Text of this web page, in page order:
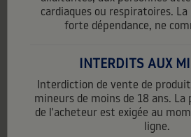
cardiaques ou respiratoires.
forte dépendance, ne
INTERDITS AUX
Interdiction de vente de
mineurs de moins de 18 ans.
de l'acheteur est exigée au
ligne.